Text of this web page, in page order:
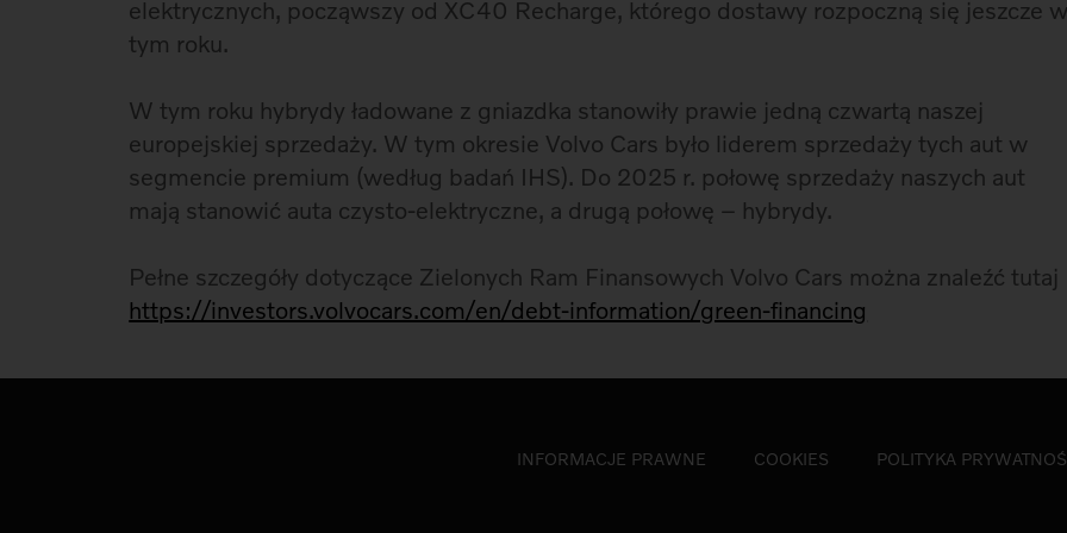
elektrycznych, począwszy od XC40 Recharge, którego dostawy rozpoczną się jeszcze
tym roku.
W tym roku hybrydy ładowane z gniazdka stanowiły prawie jedną czwartą naszej
europejskiej sprzedaży. W tym okresie Volvo Cars było liderem sprzedaży tych aut w
segmencie premium (według badań IHS). Do 2025 r. połowę sprzedaży naszych aut
mają stanowić auta czysto-elektryczne, a drugą połowę – hybrydy.
Pełne szczegóły dotyczące Zielonych Ram Finansowych Volvo Cars można znaleźć tutaj
https://investors.volvocars.com/en/debt-information/green-financing
INFORMACJE PRAWNE COOKIES POLITYKA